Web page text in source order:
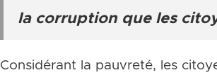
la corruption que les
Considérant la pauvreté, les